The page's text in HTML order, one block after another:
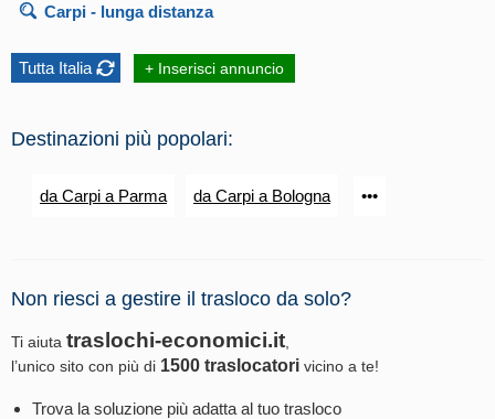
Carpi - lunga distanza
Tutta Italia + Inserisci annuncio
Destinazioni più popolari:
da Carpi a Parma da Carpi a Bologna •••
Non riesci a gestire il trasloco da solo?
Ti aiuta traslochi-economici.it
l’unico sito con più di 1500 traslocatori vicino a te!
Trova la soluzione più adatta al tuo trasloco